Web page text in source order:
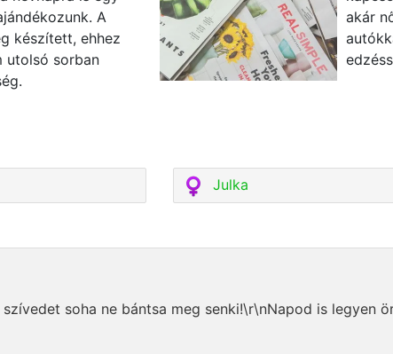
A
készített, ehhez
utolsó sorban
akár
Julka
soha ne bántsa meg senki!\r\nNapod is legyen